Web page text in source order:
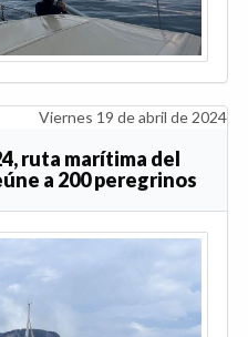
Viernes 19 de abril de 2024
ruta marítima del
a 200 peregrinos